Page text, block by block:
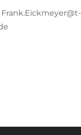
Frank.Eickmeyer@t-